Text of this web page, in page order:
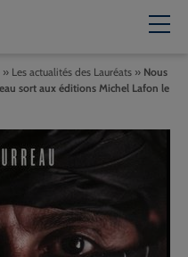
» Les actualités des Lauréats » Nous
sort aux éditions Michel Lafon le